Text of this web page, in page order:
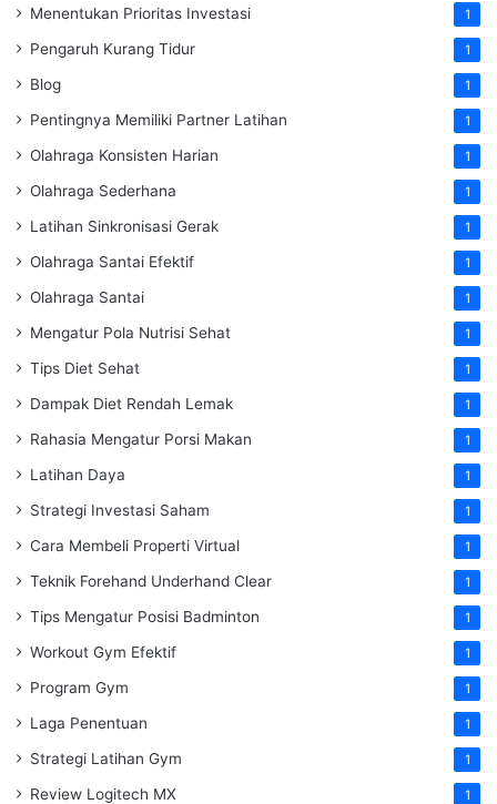
Menentukan Prioritas Investasi 1
Pengaruh Kurang Tidur 1
Blog 1
Pentingnya Memiliki Partner Latihan 1
Olahraga Konsisten Harian 1
Olahraga Sederhana 1
Latihan Sinkronisasi Gerak 1
Olahraga Santai Efektif 1
Olahraga Santai 1
Mengatur Pola Nutrisi Sehat 1
Tips Diet Sehat 1
Dampak Diet Rendah Lemak 1
Rahasia Mengatur Porsi Makan 1
Latihan Daya 1
Strategi Investasi Saham 1
Cara Membeli Properti Virtual 1
Teknik Forehand Underhand Clear 1
Tips Mengatur Posisi Badminton 1
Workout Gym Efektif 1
Program Gym 1
Laga Penentuan 1
Strategi Latihan Gym 1
Review Logitech MX 1